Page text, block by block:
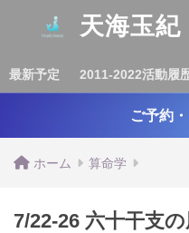
天海玉
最新予定 2011-2022活動履
ご予約
ホーム 算命学
7/22-26 六十干支